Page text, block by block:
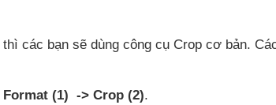
thì các bạn sẽ dùng công cụ Crop cơ bản.
Format (1) -> Crop (2).